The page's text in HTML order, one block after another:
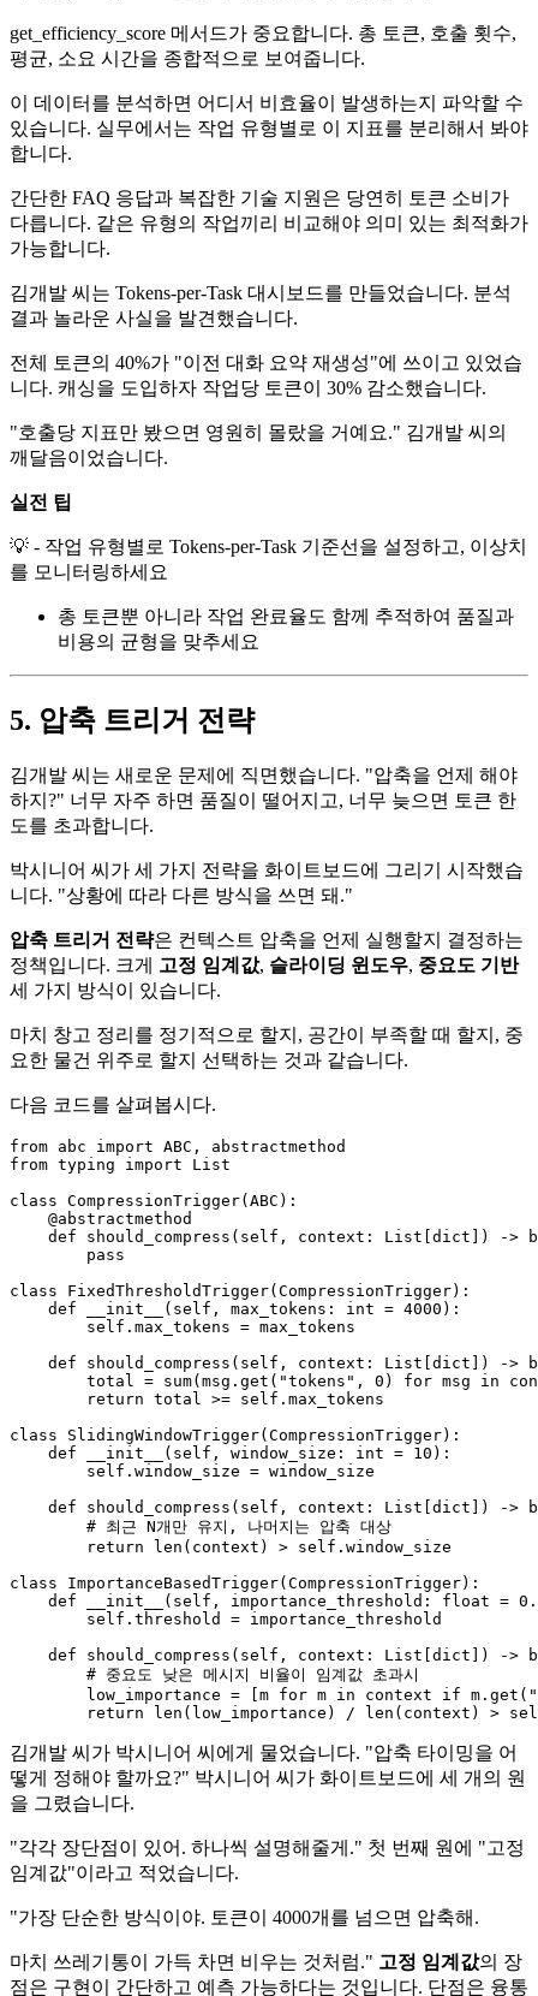
get_efficiency_score 메서드가 중요합니다. 총 토큰, 호출 횟수,
평균, 소요 시간을 종합적으로 보여줍니다.
이 데이터를 분석하면 어디서 비효율이 발생하는지 파악할 수
있습니다. 실무에서는 작업 유형별로 이 지표를 분리해서 봐야
합니다.
간단한 FAQ 응답과 복잡한 기술 지원은 당연히 토큰 소비가
다릅니다. 같은 유형의 작업끼리 비교해야 의미 있는 최적화가
가능합니다.
김개발 씨는 Tokens-per-Task 대시보드를 만들었습니다. 분석
결과 놀라운 사실을 발견했습니다.
전체 토큰의 40%가 "이전 대화 요약 재생성"에 쓰이고 있었습
니다. 캐싱을 도입하자 작업당 토큰이 30% 감소했습니다.
"호출당 지표만 봤으면 영원히 몰랐을 거예요." 김개발 씨의
깨달음이었습니다.
실전 팁
💡 - 작업 유형별로 Tokens-per-Task 기준선을 설정하고, 이상치
를 모니터링하세요
총 토큰뿐 아니라 작업 완료율도 함께 추적하여 품질과
비용의 균형을 맞추세요
5. 압축 트리거 전략
김개발 씨는 새로운 문제에 직면했습니다. "압축을 언제 해야
하지?" 너무 자주 하면 품질이 떨어지고, 너무 늦으면 토큰 한
도를 초과합니다.
박시니어 씨가 세 가지 전략을 화이트보드에 그리기 시작했습
니다. "상황에 따라 다른 방식을 쓰면 돼."
압축 트리거 전략은 컨텍스트 압축을 언제 실행할지 결정하는
정책입니다. 크게 고정 임계값, 슬라이딩 윈도우, 중요도 기반
세 가지 방식이 있습니다.
마치 창고 정리를 정기적으로 할지, 공간이 부족할 때 할지, 중
요한 물건 위주로 할지 선택하는 것과 같습니다.
다음 코드를 살펴봅시다.
from abc import
from typing import
List
class CompressionTrigger(ABC
    @abstractmethod
def
should_compress ( self, context: List [dict ] ) ->
pass
class
FixedThresholdTrigger(CompressionTrigger):
def
__init__ ( self, max_tokens: int = 4000 ):
self .max_tokens = max_tokens
def
should_compress ( self, context: List [dict ] ) ->
        total =
sum(msg.get( "tokens" , 0 ) for msg in
return total >= self .max_tokens
class
SlidingWindowTrigger(CompressionTrigger):
def
__init__ ( self, window_size: int = 10 ):
self .window_size = window_size
def
should_compress ( self, context: List [dict ] ) ->
# 최근 N개만 유지, 나머지는 압축 대상
return
len (context) > self .window_size
class
ImportanceBasedTrigger(CompressionTrigger):
def
__init__ ( self, importance_threshold: float =
self .threshold = importance_threshold
def
should_compress ( self, context: List [dict ] ) ->
# 중요도 낮은 메시지 비율이 임계값 초과시
        low_importance = [m
for m in context if m.get(
return
len (low_importance) / len (context) >
김개발 씨가 박시니어 씨에게 물었습니다. "압축 타이밍을 어
떻게 정해야 할까요?" 박시니어 씨가 화이트보드에 세 개의 원
을 그렸습니다.
"각각 장단점이 있어. 하나씩 설명해줄게." 첫 번째 원에 "고정
임계값"이라고 적었습니다.
"가장 단순한 방식이야. 토큰이 4000개를 넘으면 압축해.
마치 쓰레기통이 가득 차면 비우는 것처럼." 고정 임계값의 장
점은 구현이 간단하고 예측 가능하다는 것입니다. 단점은 융통